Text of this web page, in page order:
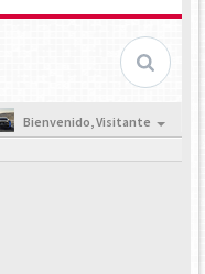
Bienvenido,Visitante